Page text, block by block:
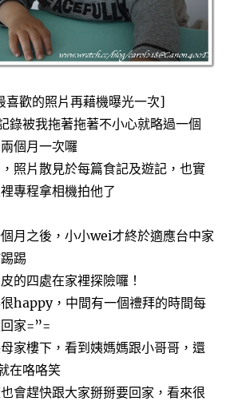
喜歡的照片再藉機曝光一次]
錄被我拖著拖著不小心就略過一個
個月一次囉
照片散見於每篇食記及遊記，也實
專程拿相機拍他了
月之後，小小wei才終於適應台中家
踢
的四處在家裡探險囉！
happy，中間有一個禮拜的時間每
家=”=
家樓下，看到姨媽媽跟小哥哥，還
在咯咯笑
會趕快跟大家掰掰要回家，看來很